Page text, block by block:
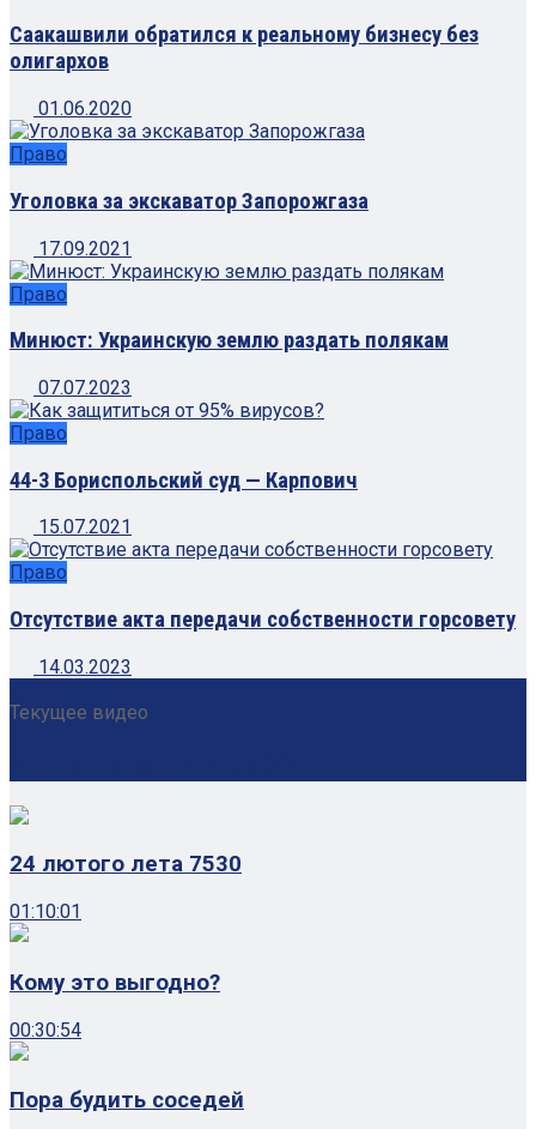
Саакашвили обратился к реальному бизнесу без
олигархов
01.06.2020
Право
Уголовка за экскаватор Запорожгаза
17.09.2021
Право
Минюст: Украинскую землю раздать полякам
07.07.2023
Право
44-3 Бориспольский суд — Карпович
15.07.2021
Право
Отсутствие акта передачи собственности горсовету
14.03.2023
Текущее видео
24 лютого лета 7530
01:10:01
Кому это выгодно?
00:30:54
Пора будить соседей